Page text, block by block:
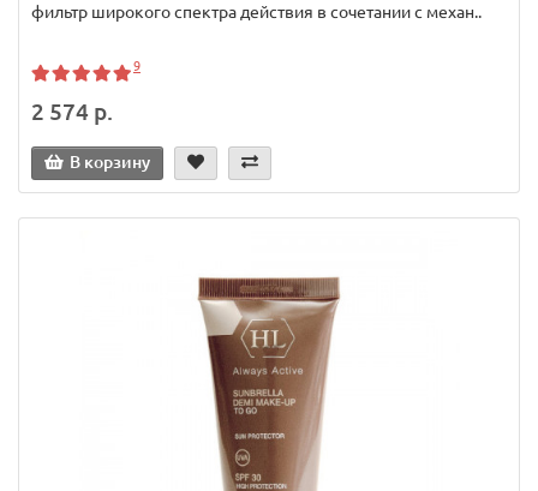
фильтр широкого спектра действия в сочетании с механ..
9
2 574 р.
В корзину